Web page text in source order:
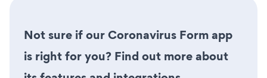
Not sure if our Coronavirus Form app
is right for you? Find out more about